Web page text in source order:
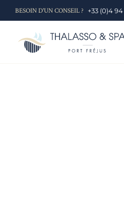
BESOIN D'UN CONSEIL ? +33 (0)4